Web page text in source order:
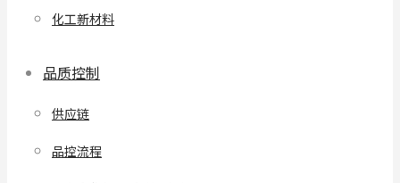
化工新材料
品质控制
供应链
品控流程